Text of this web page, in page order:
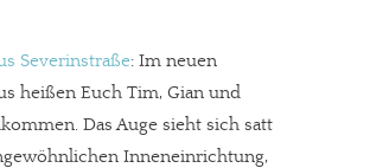
Severinstraße: Im neuen
heißen Euch Tim, Gian und
Das Auge sieht sich satt
Inneneinrichtung,